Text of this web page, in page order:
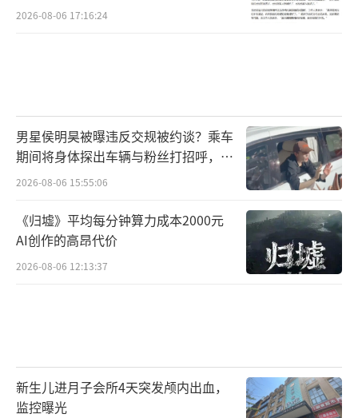
2026-08-06 17:16:24
男星侯明昊被曝违反交规被约谈？乘车
期间将身体探出车辆与粉丝打招呼，当
地交警回应
2026-08-06 15:55:06
《归墟》平均每分钟算力成本2000元
AI创作的高昂代价
2026-08-06 12:13:37
新生儿进月子会所4天突发颅内出血，
监控曝光